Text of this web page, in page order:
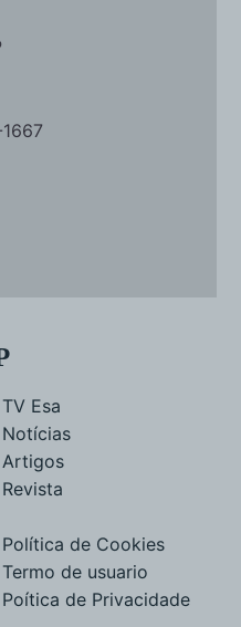
TV Esa
Notícias
Artigos
Revista
Política de Cookies
Termo de usuario
Poítica de Privacidade